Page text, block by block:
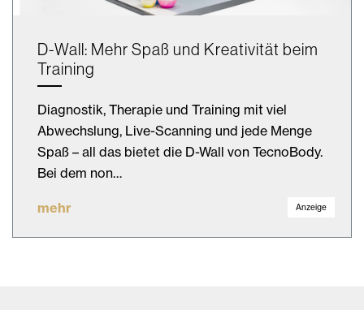
D-Wall: Mehr Spaß und Kreativität beim
Training
Diagnostik, Therapie und Training mit viel
Abwechslung, Live-Scanning und jede Menge
Spaß – all das bietet die D-Wall von TecnoBody.
Bei dem non…
mehr Anzeige